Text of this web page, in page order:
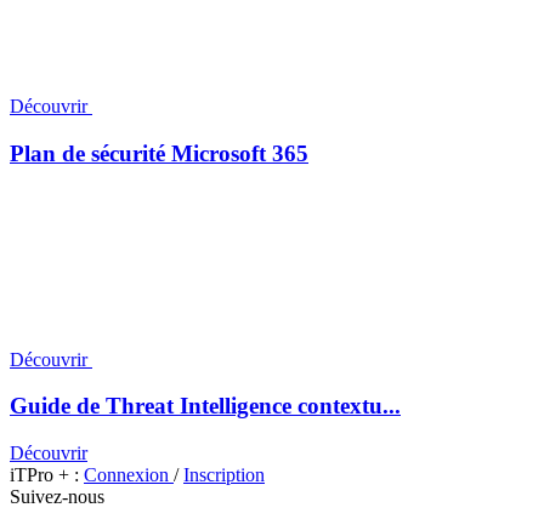
Découvrir
Plan de sécurité Microsoft 365
Découvrir
Guide de Threat Intelligence contextu...
Découvrir
iTPro + : Connexion /Inscription
Suivez-nous